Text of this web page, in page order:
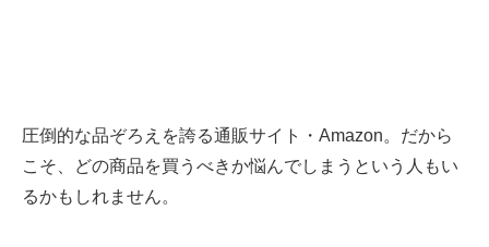
圧倒的な品ぞろえを誇る通販サイト・Amazon。だから
こそ、どの商品を買うべきか悩んでしまうという人もい
るかもしれません。